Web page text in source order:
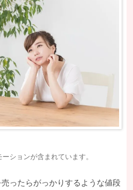
ションが含まれています。
ったらがっかりするような値段